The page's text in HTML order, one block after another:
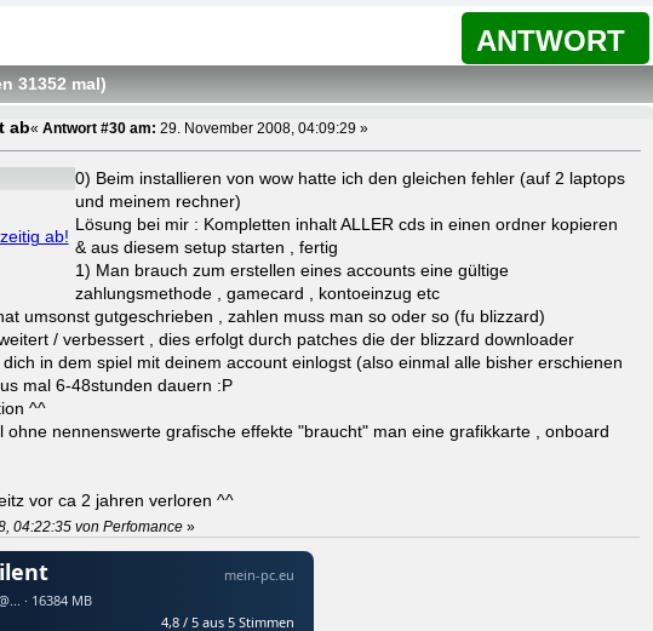
ANTWORT
31352 mal )
ab«Antwort #30 am: 29. November 2008, 04:09:29 »
ab!
0) Beim installieren von wow hatte ich den gleichen fehler (auf 2 laptops
und meinem rechner)
Lösung bei mir : Kompletten inhalt ALLER cds in einen ordner kopieren
& aus diesem setup starten , fertig
1) Man brauch zum erstellen eines accounts eine gültige
zahlungsmethode , gamecard , kontoeinzug etc
umsonst gutgeschrieben , zahlen muss man so oder so (fu blizzard)
/ verbessert , dies erfolgt durch patches die der blizzard downloader
in dem spiel mit deinem account einlogst (also einmal alle bisher erschienen
mal 6-48stunden dauern :P
^^
nennenswerte grafische effekte "braucht" man eine grafikkarte , onboard
vor ca 2 jahren verloren ^^
04:22:35 von Perfomance»